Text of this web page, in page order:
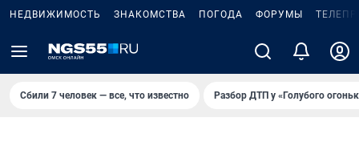
НЕДВИЖИМОСТЬ ЗНАКОМСТВА ПОГОДА ФОРУМЫ
Сбили 7 человек — все, что известно Разбор ДТП у «Голубого